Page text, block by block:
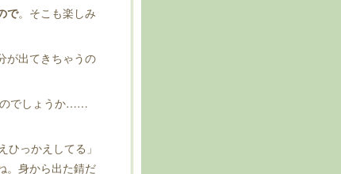
で。そこも楽しみ
が出てきちゃうの
のでしょうか……
っかえしてる」
。身から出た錆だ